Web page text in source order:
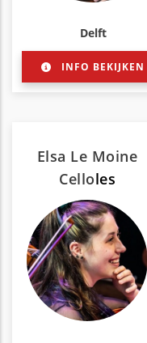
Delft
INFO BEKIJKEN
Elsa Le Moine
Celloles